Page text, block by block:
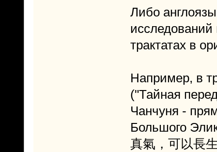
Либо
исследований
трактатах в
Например, в
("Тайная
Чанчуня -
Большого
真氣，可以長